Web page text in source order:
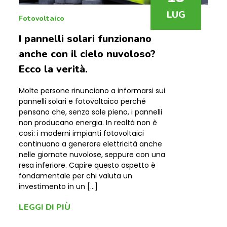
LUG
Fotovoltaico
I pannelli solari funzionano
anche con il cielo nuvoloso?
Ecco la verità.
Molte persone rinunciano a informarsi sui
pannelli solari e fotovoltaico perché
pensano che, senza sole pieno, i pannelli
non producano energia. In realtà non è
così: i moderni impianti fotovoltaici
continuano a generare elettricità anche
nelle giornate nuvolose, seppure con una
resa inferiore. Capire questo aspetto è
fondamentale per chi valuta un
investimento in un […]
LEGGI DI PIÙ